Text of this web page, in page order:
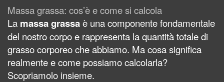
Massa grassa: cos’è e come si calcola
La massa grassaè una componente fondamentale
del nostro corpo e rappresenta la quantità totale di
grasso corporeo che abbiamo. Ma cosa significa
realmente e come possiamo calcolarla?
Scopriamolo insieme.